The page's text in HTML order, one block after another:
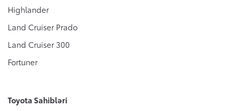
Ehtiyat hissələri və aksesuarlar
Korporativ təklif
Toyota dünyası
Toyota haqqında
Highlander
Land Cruiser Prado
Land Cruiser 300
Fortuner
Toyota Sahibləri